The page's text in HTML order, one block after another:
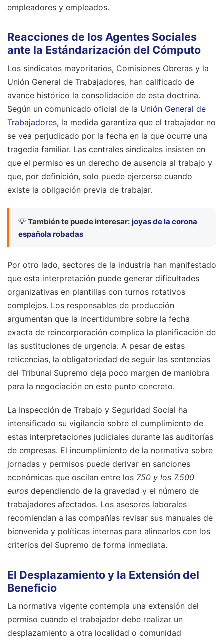
empleadores y empleados.
Reacciones de los Agentes Sociales
ante la Estándarización del Cómputo
Los sindicatos mayoritarios, Comisiones Obreras y la
Unión General de Trabajadores, han calificado de
avance histórico la consolidación de esta doctrina.
Según un comunicado oficial de la Unión General de
Trabajadores, la medida garantiza que el trabajador no
se vea perjudicado por la fecha en la que ocurre una
tragedia familiar. Las centrales sindicales insisten en
que el permiso es un derecho de ausencia al trabajo y
que, por definición, solo puede ejercerse cuando
existe la obligación previa de trabajar.
💡 También te puede interesar: joyas de la corona
española robadas
Por otro lado, sectores de la industria han manifestado
que esta interpretación puede generar dificultades
organizativas en plantillas con turnos rotativos
complejos. Los responsables de producción
argumentan que la incertidumbre sobre la fecha
exacta de reincorporación complica la planificación de
las sustituciones de urgencia. A pesar de estas
reticencias, la obligatoriedad de seguir las sentencias
del Tribunal Supremo deja poco margen de maniobra
para la negociación en este punto concreto.
La Inspección de Trabajo y Seguridad Social ha
intensificado su vigilancia sobre el cumplimiento de
estas interpretaciones judiciales durante las auditorías
de empresas. El incumplimiento de la normativa sobre
jornadas y permisos puede derivar en sanciones
económicas que oscilan entre los 750 y los 7.500
euros dependiendo de la gravedad y el número de
trabajadores afectados. Los asesores laborales
recomiendan a las compañías revisar sus manuales de
bienvenida y políticas internas para alinearlos con los
criterios del Supremo de forma inmediata.
El Desplazamiento y la Extensión del
Beneficio
La normativa vigente contempla una extensión del
permiso cuando el trabajador debe realizar un
desplazamiento a otra localidad o comunidad